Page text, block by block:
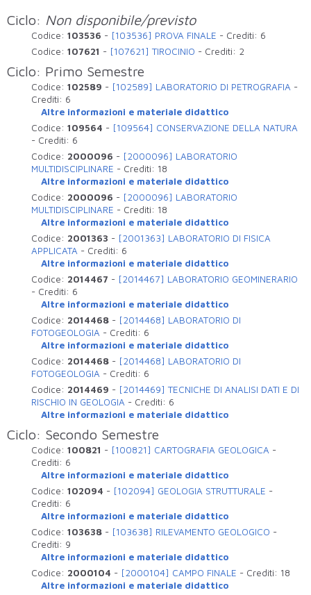
Ciclo: Non disponibile/previsto
Codice:103536 - [103536] PROVA FINALE - Crediti: 6
Codice:107621 - [107621] TIROCINIO - Crediti: 2
Ciclo: Primo Semestre
Codice:102589 - [102589] LABORATORIO DI PETROGRAFIA -
Crediti: 6
Altre informazioni e materiale didattico
Codice:109564 - [109564] CONSERVAZIONE DELLA NATURA
- Crediti: 6
Codice: 2000096 - [2000096] LABORATORIO
MULTIDISCIPLINARE - Crediti: 18
Altre informazioni e materiale didattico
Codice: 2000096 - [2000096] LABORATORIO
MULTIDISCIPLINARE - Crediti: 18
Altre informazioni e materiale didattico
Codice: 2001363 - [2001363] LABORATORIO DI FISICA
APPLICATA - Crediti: 6
Altre informazioni e materiale didattico
Codice: 2014467 - [2014467] LABORATORIO GEOMINERARIO
- Crediti: 6
Altre informazioni e materiale didattico
Codice: 2014468 - [2014468] LABORATORIO DI
FOTOGEOLOGIA - Crediti: 6
Altre informazioni e materiale didattico
Codice: 2014468 - [2014468] LABORATORIO DI
FOTOGEOLOGIA - Crediti: 6
Codice: 2014469 - [2014469] TECNICHE DI ANALISI DATI E DI
RISCHIO IN GEOLOGIA - Crediti: 6
Altre informazioni e materiale didattico
Ciclo: Secondo Semestre
Codice:100821 - [100821] CARTOGRAFIA GEOLOGICA -
Crediti: 6
Altre informazioni e materiale didattico
Codice:102094 - [102094] GEOLOGIA STRUTTURALE -
Crediti: 6
Altre informazioni e materiale didattico
Codice:103638 - [103638] RILEVAMENTO GEOLOGICO -
Crediti: 9
Altre informazioni e materiale didattico
Codice: 2000104 - [2000104] CAMPO FINALE - Crediti: 18
Altre informazioni e materiale didattico